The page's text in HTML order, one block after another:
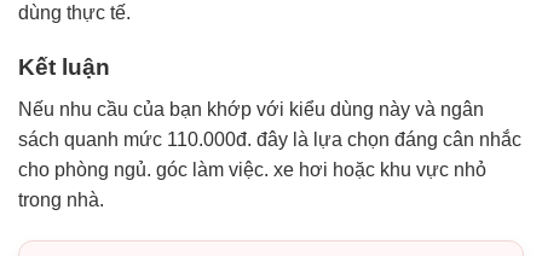
dùng thực tế.
Kết luận
Nếu nhu cầu của bạn khớp với kiểu dùng này và ngân
sách quanh mức 110.000đ. đây là lựa chọn đáng cân nhắc
cho phòng ngủ. góc làm việc. xe hơi hoặc khu vực nhỏ
trong nhà.